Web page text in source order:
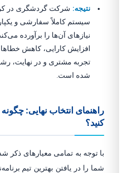
نتیجه: شرکت گردشگری در
سیستم کاملاً سفارشی و
نیازهای آن‌ها را برآورده
افزایش کارایی، کاهش
تجربه مشتری و در نهایت،
شده است.
راهنمای انتخاب نهایی: چگونه
کنید؟
با توجه به تمامی معیارهای ذکر
شما را در یافتن بهترین تیم